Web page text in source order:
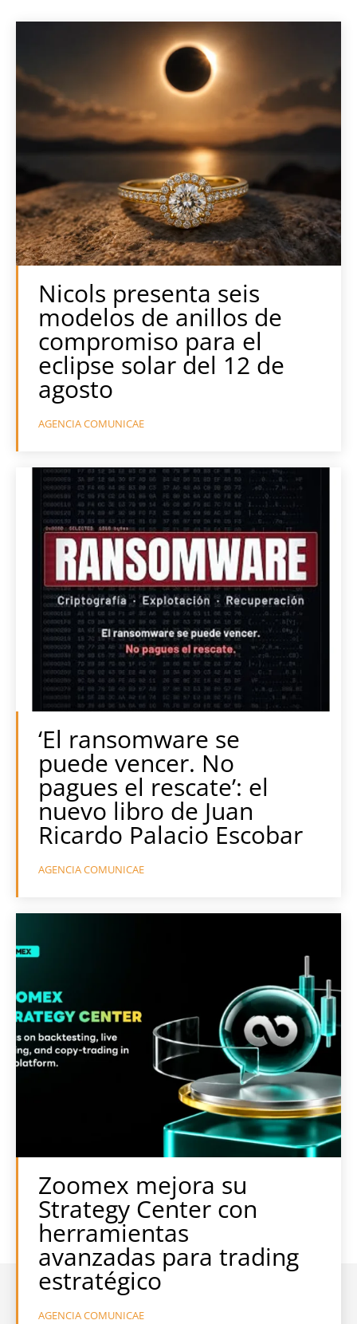
Nicols presenta seis
modelos de anillos de
compromiso para el
eclipse solar del 12 de
agosto
AGENCIA COMUNICAE
‘El ransomware se
puede vencer. No
pagues el rescate’: el
nuevo libro de Juan
Ricardo Palacio Escobar
AGENCIA COMUNICAE
Zoomex mejora su
Strategy Center con
herramientas
avanzadas para trading
estratégico
AGENCIA COMUNICAE